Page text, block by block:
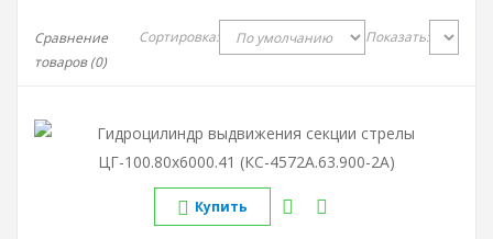
Сравнение
товаров (0)
Сортировка: Показать:
Купить